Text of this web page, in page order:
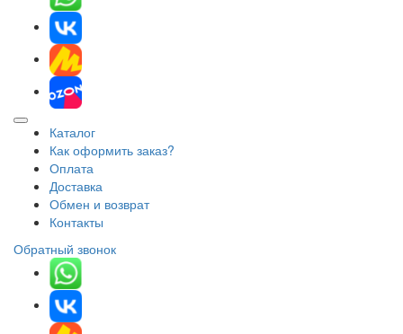
Каталог
Как оформить заказ?
Оплата
Доставка
Обмен и возврат
Контакты
Обратный звонок